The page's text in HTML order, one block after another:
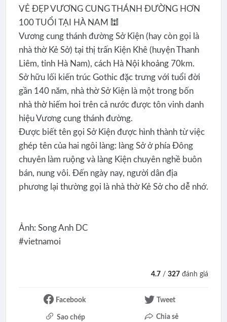
VẺ ĐẸP VƯƠNG CUNG THÁNH ĐƯỜNG HƠN
100 TUỔI TẠI HÀ NAM 🕍
Vương cung thánh đường Sở Kiện (hay còn gọi là
nhà thờ Kẻ Sở) tại thị trấn Kiện Khê (huyện Thanh
Liêm, tỉnh Hà Nam), cách Hà Nội khoảng 70km.
Sở hữu lối kiến trúc Gothic đặc trưng với tuổi đời
gần 140 năm, nhà thờ Sở Kiện là một trong bốn
nhà thờ hiếm hoi trên cả nước được tôn vinh danh
hiệu Vương cung thánh đường.
Được biết tên gọi Sở Kiện được hình thành từ việc
ghép tên của hai ngôi làng: làng Sở ở phía Đông
chuyên làm ruộng và làng Kiện chuyên nghề buôn
bán, nung vôi. Đến ngày nay, người dân địa
phương lại thường gọi là nhà thờ Kẻ Sở cho dễ nhớ.
Ảnh: Song Anh DC
#vietnamoi
4.7 /327 đánh giá
Facebook Tweet
Sao chép Chia sẻ